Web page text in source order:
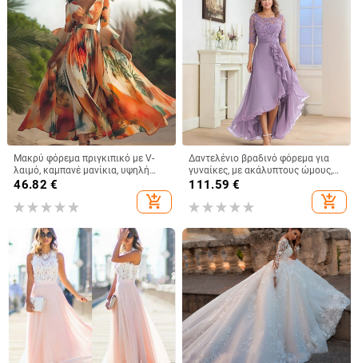
Μακρύ φόρεμα πριγκιπικό με V-
λαιμό, καμπανέ μανίκια, υψηλή
μέση, γεωμετρικό μοτίβο,
46.82 €
add_shopping_cart
Δαντελένιο βραδινό φόρεμα για
γυναίκες, με ακάλυπτους ώμους,
κοντό μανίκι, μακριά φούστα σε
111.59 €
add_shopping_cart